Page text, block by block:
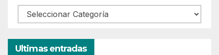
Ultimas entradas